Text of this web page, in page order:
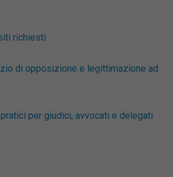
richiesti
di opposizione e legittimazione ad
per giudici, avvocati e delegati